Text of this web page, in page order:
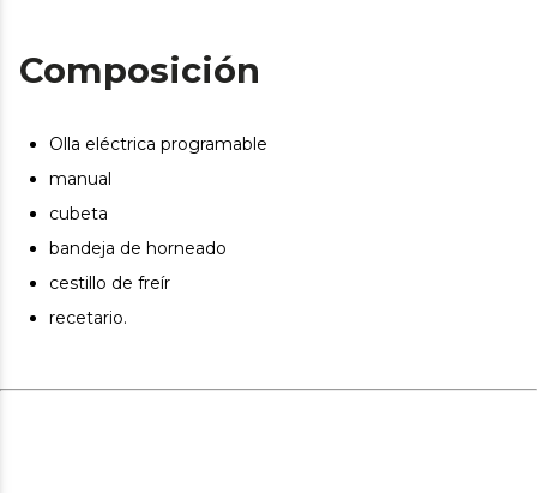
necesitas.
Composición
Olla eléctrica programable
manual
cubeta
bandeja de horneado
cestillo de freír
recetario.